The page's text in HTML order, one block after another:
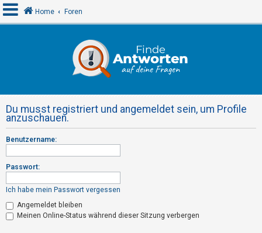
e
l
d
e
n
R
e
Home Foren
Du musst registriert und angemeldet sein, um Profile
anzuschauen.
Benutzername:
Passwort:
Ich habe mein Passwort vergessen
Angemeldet bleiben
Meinen Online-Status während dieser Sitzung verbergen